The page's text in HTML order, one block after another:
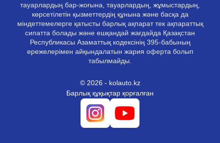
тауарлардың бар-жоғына, тауарлардың, жұмыстардың,
көрсетілетін қызметтердің құнына және басқа да
міндеттемелерге қатысты барлық ақпарат тек ақпараттық
сипатта болады және ешқандай жағдайда Қазақстан
Республикасы Азаматтық кодексінің 395-бабының
ережелерімен айқындалатын жария оферта болып
табылмайды.
© 2026 - kolauto.kz
Барлық құқықтар қорғалған